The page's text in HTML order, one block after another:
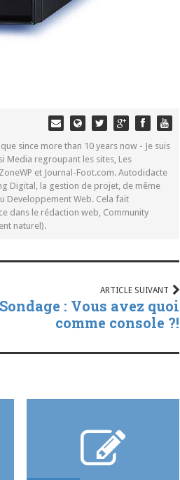
since more than 10 years now - Je suis
Media regroupant les sites, Les
et Journal-Foot.com. Autodidacte
Digital, la gestion de projet, de même
Developpement Web. Cela fait
dans le rédaction web, Community
naturel).
ARTICLE SUIVANT
Sondage : Vous avez quoi
comme console ?!